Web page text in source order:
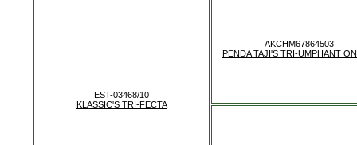
EST-03468/10
KLASSIC'S TRI-FECTA
AKCHM67864503
PENDA TAJI'S TRI-UMPHANT